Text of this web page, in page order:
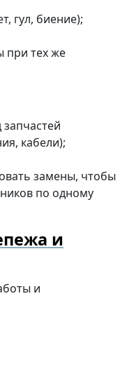
гул, биение);
при тех же
кабели);
замены, чтобы
по одному
и
и